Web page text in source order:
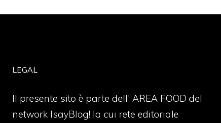
LEGAL
Il presente sito è parte dell' AREA FOOD del
network IsayBlog! la cui rete editoriale